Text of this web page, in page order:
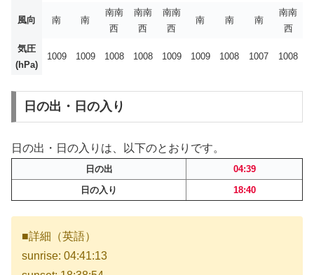
風向 南 南
南南
西
南南
西
南南
西
南 南 南
南南
西
気圧
(hPa)
1009 1009 1008 1008 1009 1009 1008 1007 1008
日の出・日の入り
日の出・日の入りは、以下のとおりです。
日の出
04:39
日の入り
18:40
■詳細（英語）
sunrise: 04:41:13